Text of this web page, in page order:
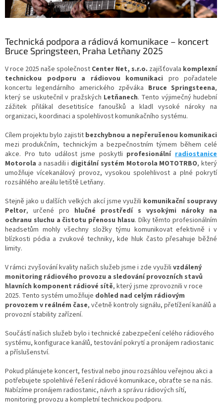
Technická podpora a rádiová komunikace – koncert
Bruce Springsteen, Praha Letňany 2025
V roce 2025 naše společnost Center Net, s.r.o. zajišťovala komplexní
technickou podporu a rádiovou komunikaci pro pořadatele
koncertu legendárního amerického zpěváka Bruce Springsteena,
který se uskutečnil v pražských Letňanech. Tento výjimečný hudební
zážitek přilákal desetitisíce fanoušků a kladl vysoké nároky na
organizaci, koordinaci a spolehlivost komunikačního systému.
Cílem projektu bylo zajistit bezchybnou a nepřerušenou komunikaci
mezi produkčním, technickým a bezpečnostním týmem během celé
akce. Pro tuto událost jsme poskytli profesionálníradiostanice
Motorola a nasadili i digitální systém Motorola MOTOTRBO, který
umožňuje vícekanálový provoz, vysokou spolehlivost a plné pokrytí
rozsáhlého areálu letiště Letňany.
Stejně jako u dalších velkých akcí jsme využili komunikační soupravy
Peltor, určené pro hlučné prostředí s vysokými nároky na
ochranu sluchu a čistotu přenosu hlasu. Díky těmto profesionálním
headsetům mohly všechny složky týmu komunikovat efektivně i v
blízkosti pódia a zvukové techniky, kde hluk často přesahuje běžné
limity.
V rámci zvyšování kvality našich služeb jsme i zde využili vzdálený
monitoring rádiového provozu a sledování provozních stavů
hlavních komponent rádiové sítě, který jsme zprovoznili v roce
2025. Tento systém umožňuje dohled nad celým rádiovým
provozem v reálném čase, včetně kontroly signálu, přetížení kanálů a
provozní stability zařízení.
Součástí našich služeb bylo i technické zabezpečení celého rádiového
systému, konfigurace kanálů, testování pokrytí a pronájem radiostanic
a příslušenství.
Pokud plánujete koncert, festival nebo jinou rozsáhlou veřejnou akci a
potřebujete spolehlivé řešení rádiové komunikace, obraťte se na nás.
Nabízíme pronájem radiostanic, návrh a správu rádiových sítí,
monitoring provozu a kompletní technickou podporu.